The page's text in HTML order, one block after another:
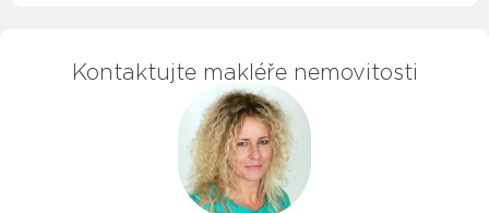
Kontaktujte makléře nemovitosti